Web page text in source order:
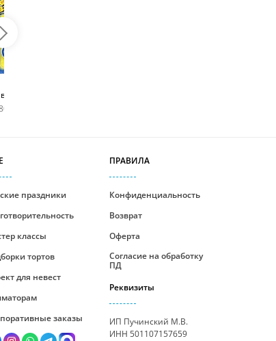
виде цифры
руб шт
праздники
классы
тортов
для невест
заказы
ПРАВИЛА
Конфиденциальность
Возврат
Оферта
Согласие на обработку
ПД
Реквизиты
ИП Пучинский М.В.
ИНН 501107157659